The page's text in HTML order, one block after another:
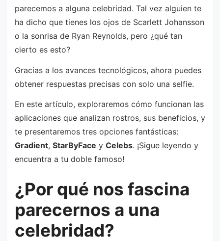
parecemos a alguna celebridad. Tal vez alguien te
ha dicho que tienes los ojos de Scarlett Johansson
o la sonrisa de Ryan Reynolds, pero ¿qué tan
cierto es esto?
Gracias a los avances tecnológicos, ahora puedes
obtener respuestas precisas con solo una selfie.
En este artículo, exploraremos cómo funcionan las
aplicaciones que analizan rostros, sus beneficios, y
te presentaremos tres opciones fantásticas:
Gradient, StarByFace y Celebs. ¡Sigue leyendo y
encuentra a tu doble famoso!
¿Por qué nos fascina
parecernos a una
celebridad?